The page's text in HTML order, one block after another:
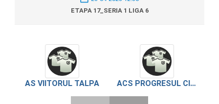
ETAPA 17_SERIA 1 LIGA 6
AS VIITORUL TALPA ACS PROGRESUL CIUPERCENI